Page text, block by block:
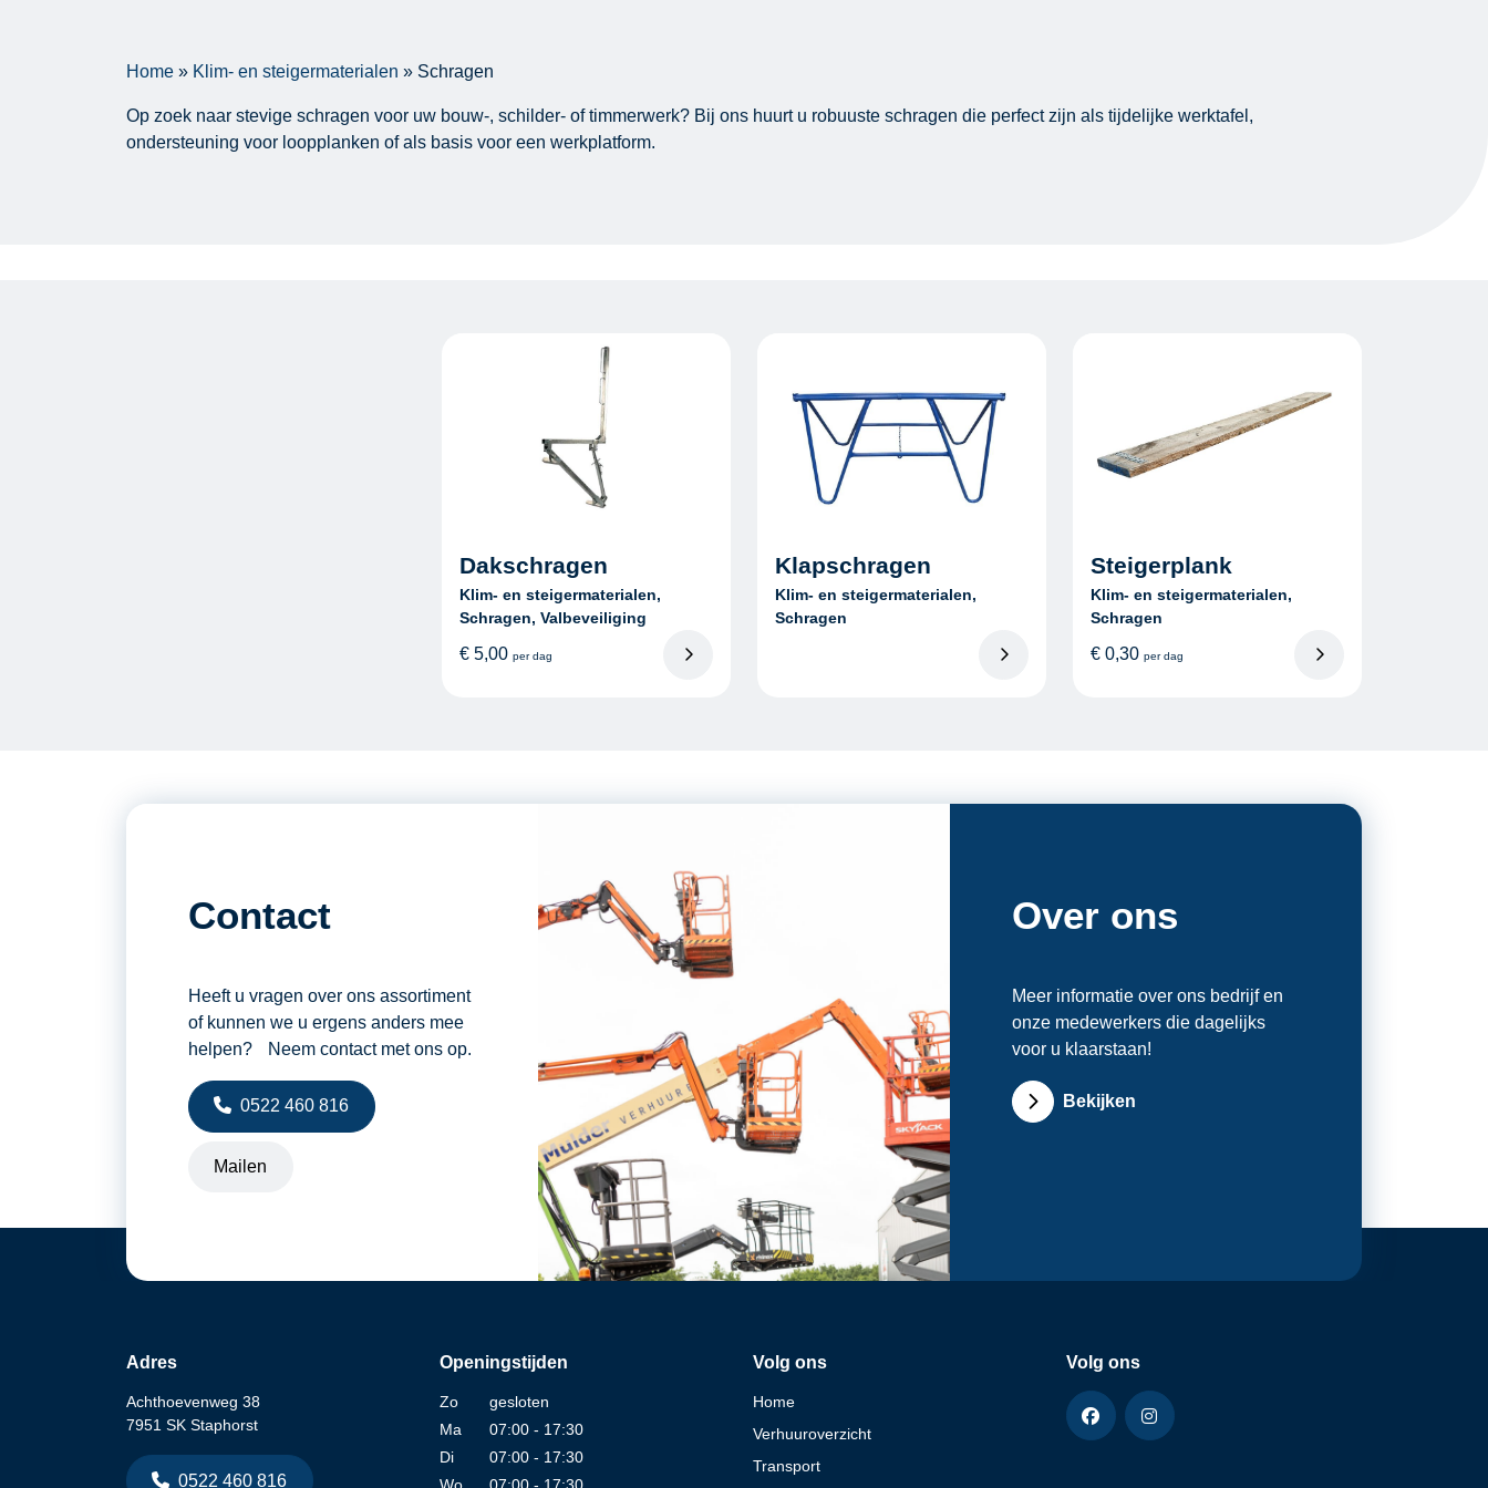
Home » Klim- en steigermaterialen » Schragen
Op zoek naar stevige schragen voor uw bouw-, schilder- of timmerwerk? Bij ons huurt u robuuste schragen die perfect zijn als tijdelijke werktafel,
ondersteuning voor loopplanken of als basis voor een werkplatform.
Dakschragen
Klim- en steigermaterialen,
Schragen, Valbeveiliging
€ 5,00 per dag
Klapschragen
Klim- en steigermaterialen,
Schragen
Steigerplank
Klim- en steigermaterialen,
Schragen
€0,30 per dag
Contact
Heeft u vragen over ons assortiment
of kunnen we u ergens anders mee
helpen? Neem contact met ons op.
0522 460 816
Mailen
Over ons
Meer informatie over ons bedrijf en
onze medewerkers die dagelijks
voor u klaarstaan!
Bekijken
Adres
Achthoevenweg 38
7951 SK Staphorst
0522 460 816
Openingstijden
Zo
gesloten
Ma
07:00 - 17:30
Di
07:00 - 17:30
Volg ons
Home
Verhuuroverzicht
Transport
Volg ons